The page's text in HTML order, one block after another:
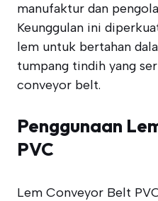
manufaktur dan
Keunggulan ini
lem untuk bertahan
tumpang tindih yang
conveyor belt.
Penggunaan
PVC
Lem Conveyor Belt